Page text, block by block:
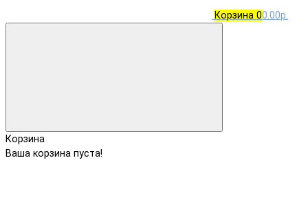
Корзина 00.00р.
Корзина
Ваша корзина пуста!